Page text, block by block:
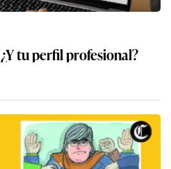
tu perfil profesional?